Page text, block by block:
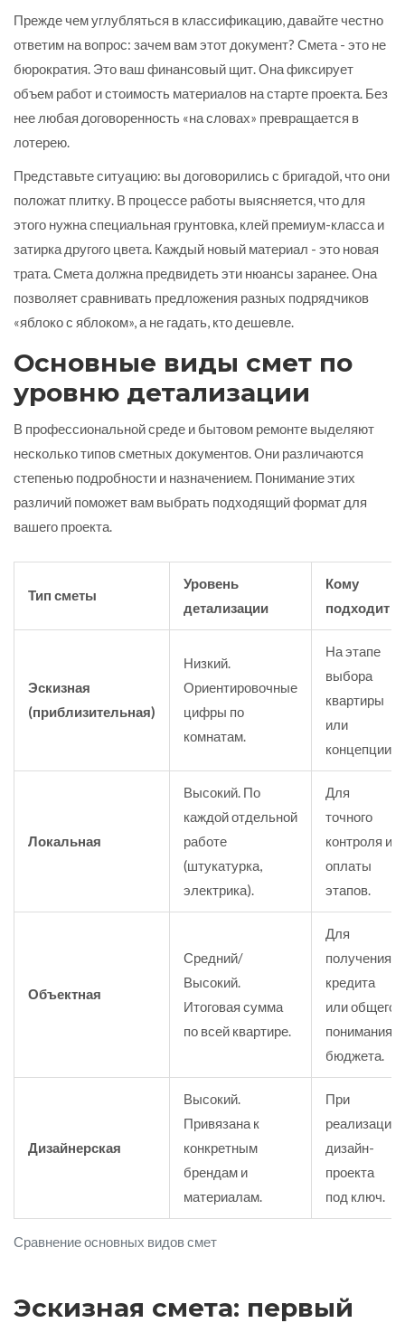
Прежде чем углубляться в классификацию, давайте честно
ответим на вопрос: зачем вам этот документ? Смета - это не
бюрократия. Это ваш финансовый щит. Она фиксирует
объем работ и стоимость материалов на старте проекта. Без
нее любая договоренность «на словах» превращается в
лотерею.
Представьте ситуацию: вы договорились с бригадой, что они
положат плитку. В процессе работы выясняется, что для
этого нужна специальная грунтовка, клей премиум-класса и
затирка другого цвета. Каждый новый материал - это новая
трата. Смета должна предвидеть эти нюансы заранее. Она
позволяет сравнивать предложения разных подрядчиков
«яблоко с яблоком», а не гадать, кто дешевле.
Основные виды смет по
уровню детализации
В профессиональной среде и бытовом ремонте выделяют
несколько типов сметных документов. Они различаются
степенью подробности и назначением. Понимание этих
различий поможет вам выбрать подходящий формат для
вашего проекта.
Сравнение основных видов смет
Тип сметы
Уровень
детализации
Кому
подходит
Эскизная
(приблизительная)
Низкий.
Ориентировочные
цифры по
комнатам.
На этапе
выбора
квартиры
или
концепции.
Локальная
Высокий. По
каждой отдельной
работе
(штукатурка,
электрика).
Для
точного
контроля и
оплаты
этапов.
Объектная
Средний/
Высокий.
Итоговая сумма
по всей квартире.
Для
получения
кредита
или общего
понимания
бюджета.
Дизайнерская
Высокий.
Привязана к
конкретным
брендам и
материалам.
При
реализации
дизайн-
проекта
под ключ.
Эскизная смета: первый